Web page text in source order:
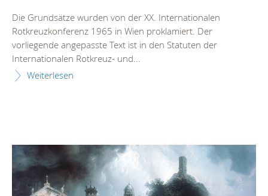
Die Grundsätze wurden von der XX. Internationalen
Rotkreuzkonferenz 1965 in Wien proklamiert. Der
vorliegende angepasste Text ist in den Statuten der
Internationalen Rotkreuz- und...
Weiterlesen